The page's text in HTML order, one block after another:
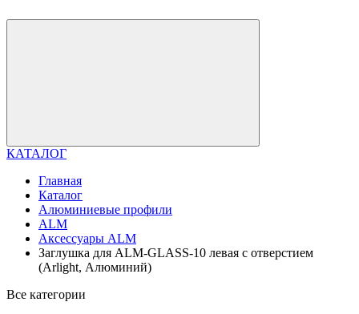
КАТАЛОГ
Главная
Каталог
Алюминиевые профили
ALM
Аксессуары ALM
Заглушка для ALM-GLASS-10 левая с отверстием
(Arlight, Алюминий)
Все категории